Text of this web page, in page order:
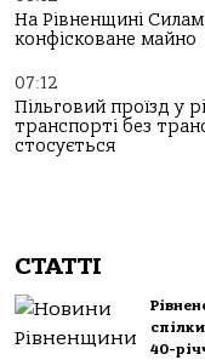
На Рівненщині
конфісковане майно
07:12
Пільговий проїзд у
транспорті без
стосується
СТАТТІ
40-